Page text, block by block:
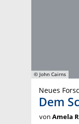
© John Cairns
Neues
Dem
von Amela